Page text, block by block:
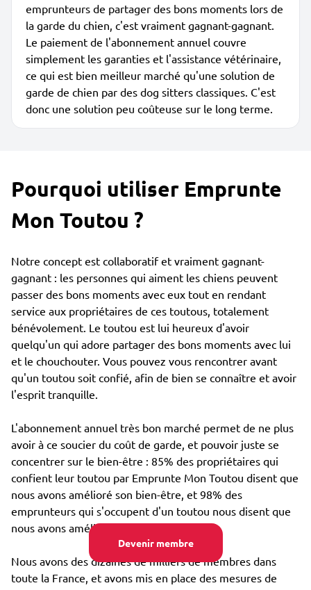
Devenir membre
emprunteurs de partager des bons moments lors de
la garde du chien, c'est vraiment gagnant-gagnant.
Le paiement de l'abonnement annuel couvre
simplement les garanties et l'assistance vétérinaire,
ce qui est bien meilleur marché qu'une solution de
garde de chien par des dog sitters classiques. C'est
donc une solution peu coûteuse sur le long terme.
Pourquoi utiliser Emprunte
Mon Toutou ?
Notre concept est collaboratif et vraiment gagnant-
gagnant : les personnes qui aiment les chiens peuvent
passer des bons moments avec eux tout en rendant
service aux propriétaires de ces toutous, totalement
bénévolement. Le toutou est lui heureux d'avoir
quelqu'un qui adore partager des bons moments avec lui
et le chouchouter. Vous pouvez vous rencontrer avant
qu'un toutou soit confié, afin de bien se connaître et avoir
l'esprit tranquille.
L'abonnement annuel très bon marché permet de ne plus
avoir à ce soucier du coût de garde, et pouvoir juste se
concentrer sur le bien-être : 85% des propriétaires qui
confient leur toutou par Emprunte Mon Toutou disent que
nous avons amélioré son bien-être, et 98% des
emprunteurs qui s'occupent d'un toutou nous disent que
nous avons amélioré leur propre bien-être.
Nous avons des dizaines de milliers de membres dans
toute la France, et avons mis en place des mesures de